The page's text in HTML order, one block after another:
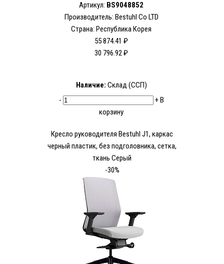
Артикул: BS9048852
Производитель: Bestuhl Co LTD
Страна: Республика Корея
55 874.41 ₽
30 796.92 ₽
Наличие: Склад (ССП)
-
+В
корзину
Кресло руководителя Bestuhl J1, каркас
черный пластик, без подголовника, сетка,
ткань Серый
-30%